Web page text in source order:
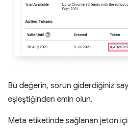
Bu değerin, sorun giderdiğiniz
eşleştiğinden emin olun.
Meta etiketinde sağlanan jeton